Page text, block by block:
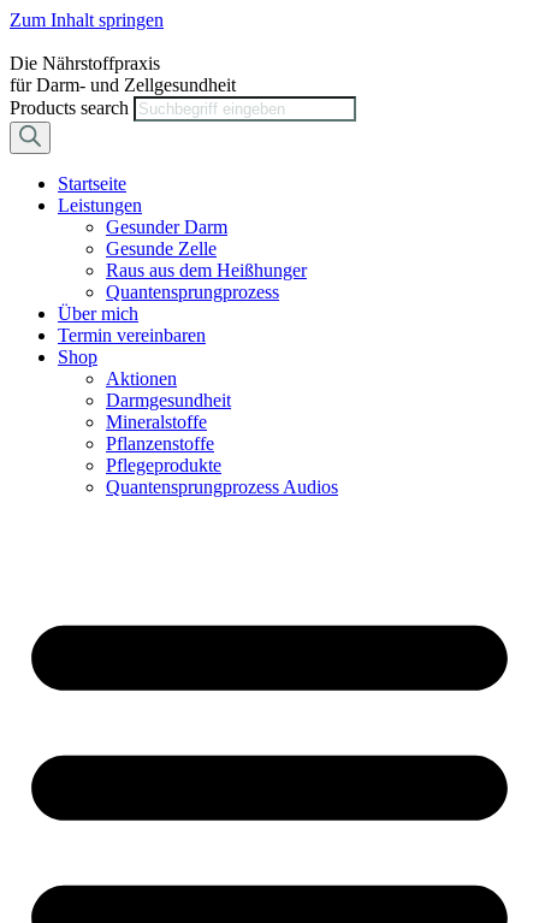
Zum Inhalt springen
Die Nährstoffpraxis
für Darm- und Zellgesundheit
Products search
Startseite
Leistungen
Gesunder Darm
Gesunde Zelle
Raus aus dem Heißhunger
Quantensprungprozess
Über mich
Termin vereinbaren
Shop
Aktionen
Darmgesundheit
Mineralstoffe
Pflanzenstoffe
Pflegeprodukte
Quantensprungprozess Audios